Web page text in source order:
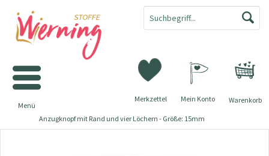
Warenkorb
Merkzettel Mein Konto
Menü
Anzugknopf mit Rand und vier Löchern - Größe: 15mm